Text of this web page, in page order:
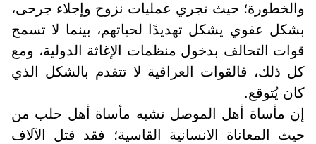
والخطورة؛ حيث تجري عمليات نزوح وإجلاء جرحى،
بشكل عفوي يشكل تهديدًا لحياتهم، بينما لا تسمح
قوات التحالف بدخول منظمات الإغاثة الدولية، ومع
كل ذلك، فالقوات العراقية لا تتقدم بالشكل الذي
كان يُتوقع.
إن مأساة أهل الموصل تشبه مأساة أهل حلب من
حيث المعاناة الانسانية القاسية؛ فقد قتل الآلاف